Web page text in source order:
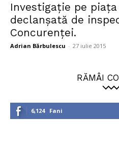
Investigaţie pe
declanşată de
Concurenţei.
Adrian Bărbulescu - 27 iulie 2015
RĂMÂI
6,124 Fani